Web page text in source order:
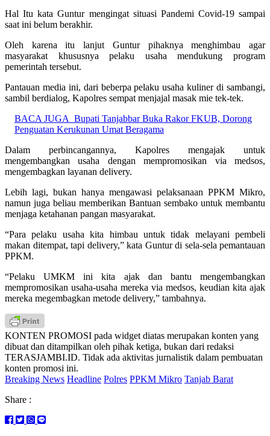
Hal Itu kata Guntur mengingat situasi Pandemi Covid-19 sampai
saat ini belum berakhir.
Oleh karena itu lanjut Guntur pihaknya menghimbau agar
masyarakat khususnya pelaku usaha mendukung program
pemerintah tersebut.
Pantauan media ini, dari beberpa pelaku usaha kuliner di sambangi,
sambil berdialog, Kapolres sempat menjajal masak mie tek-tek.
BACA JUGA Bupati Tanjabbar Buka Rakor FKUB, Dorong
Penguatan Kerukunan Umat Beragama
Dalam perbincangannya, Kapolres mengajak untuk
mengembangkan usaha dengan mempromosikan via medsos,
mengembagkan layanan delivery.
Lebih lagi, bukan hanya mengawasi pelaksanaan PPKM Mikro,
namun juga beliau memberikan Bantuan sembako untuk membantu
menjaga ketahanan pangan masyarakat.
“Para pelaku usaha kita himbau untuk tidak melayani pembeli
makan ditempat, tapi delivery,” kata Guntur di sela-sela pemantauan
PPKM.
“Pelaku UMKM ini kita ajak dan bantu mengembangkan
mempromosikan usaha-usaha mereka via medsos, keudian kita ajak
mereka megembagkan metode delivery,” tambahnya.
KONTEN PROMOSI pada widget diatas merupakan konten yang
dibuat dan ditampilkan oleh pihak ketiga, bukan dari redaksi
TERASJAMBI.ID. Tidak ada aktivitas jurnalistik dalam pembuatan
konten promosi ini.
Breaking News Headline Polres PPKM Mikro Tanjab Barat
Share :